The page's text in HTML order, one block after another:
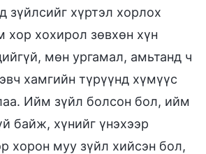
зүйлсийг хүртэл хорлох
хохирол зөвхөн хүн
мөн ургамал, амьтанд ч
хамгийн түрүүнд хүмүүс
Ийм зүйл болсон бол, ийм
байж, хүнийг үнэхээр
хорон муу зүйл хийсэн бол,